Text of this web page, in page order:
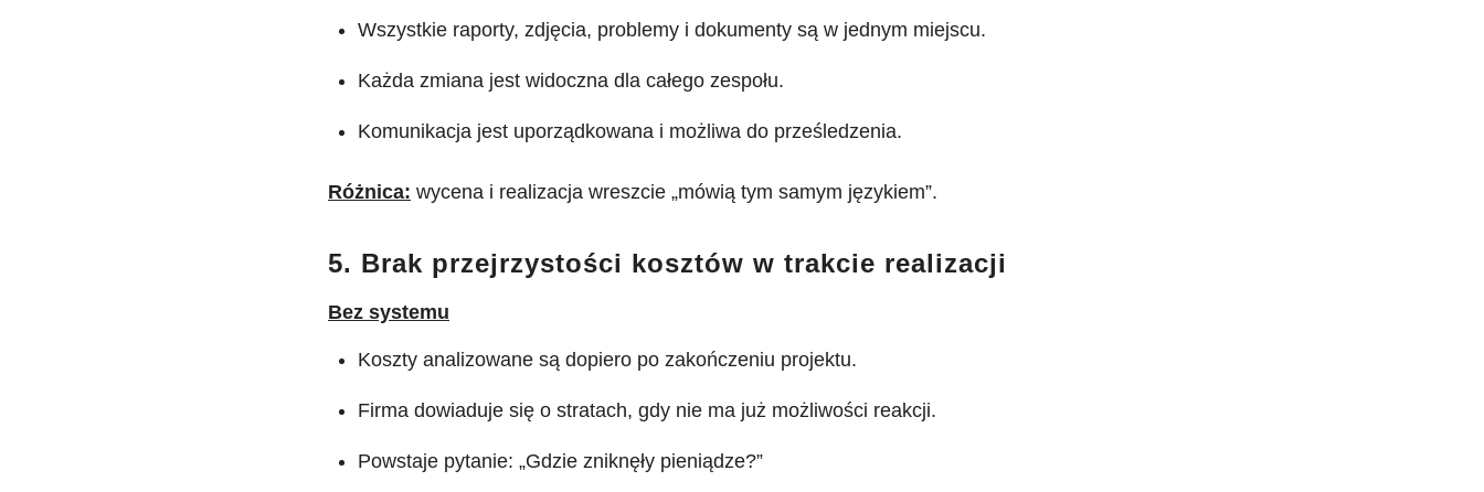
Wszystkie raporty, zdjęcia, problemy i dokumenty są w jednym miejscu.
Każda zmiana jest widoczna dla całego zespołu.
Komunikacja jest uporządkowana i możliwa do prześledzenia.
Różnica: wycena i realizacja wreszcie „mówią tym samym językiem”.
5. Brak przejrzystości kosztów w trakcie realizacji
Bez systemu
Koszty analizowane są dopiero po zakończeniu projektu.
Firma dowiaduje się o stratach, gdy nie ma już możliwości reakcji.
Powstaje pytanie: „Gdzie zniknęły pieniądze?”